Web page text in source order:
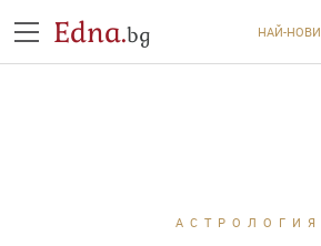
Edna.bg НАЙ-НОВИ
АСТРОЛОГИЯ